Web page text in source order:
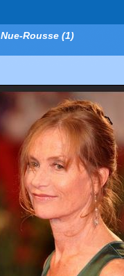
Nue-Rousse (1)